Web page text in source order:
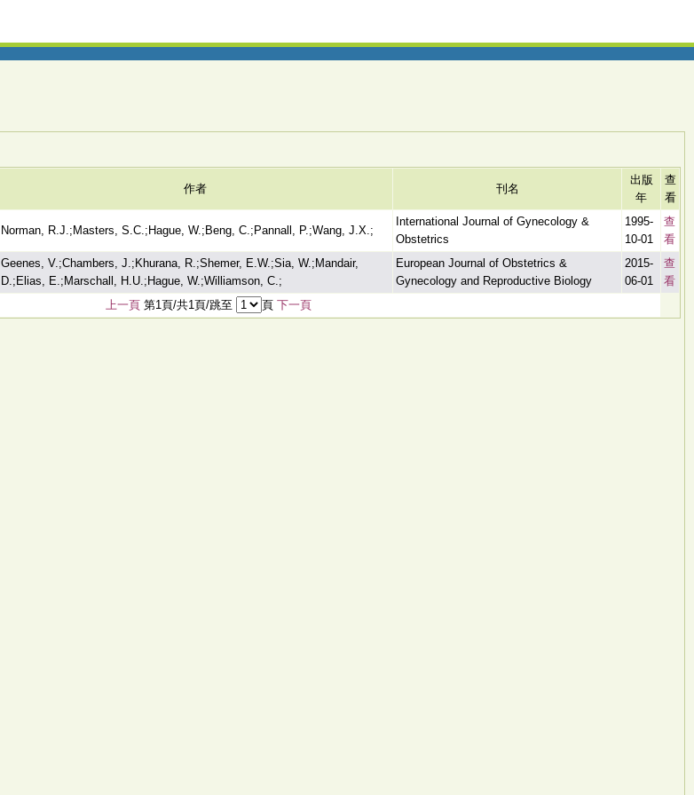
作者 刊名
出版
年
查
看
Norman, R.J.;Masters, S.C.;Hague, W.;Beng, C.;Pannall, P.;Wang, J.X.;
International Journal of Gynecology &
Obstetrics
1995-
10-01
查
看
Geenes, V.;Chambers, J.;Khurana, R.;Shemer, E.W.;Sia, W.;Mandair,
D.;Elias, E.;Marschall, H.U.;Hague, W.;Williamson, C.;
European Journal of Obstetrics &
Gynecology and Reproductive Biology
2015-
06-01
查
看
上一頁 第1頁/共1頁/跳至 頁 下一頁